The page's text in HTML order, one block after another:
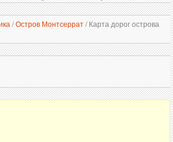
/Остров Монтсеррат/Карта дорог острова